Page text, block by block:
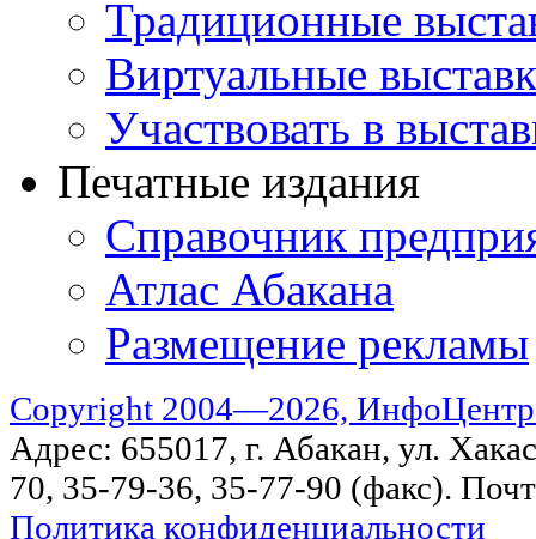
Традиционные
Виртуальные
Участвовать в
Печатные издания
Справочник
Атлас Абакана
Размещение рекламы
Copyright 2004—2026,
Адрес: 655017, г. Абакан, ул.
70, 35-79-36, 35-77-90 (факс).
Политика конфиденциальности